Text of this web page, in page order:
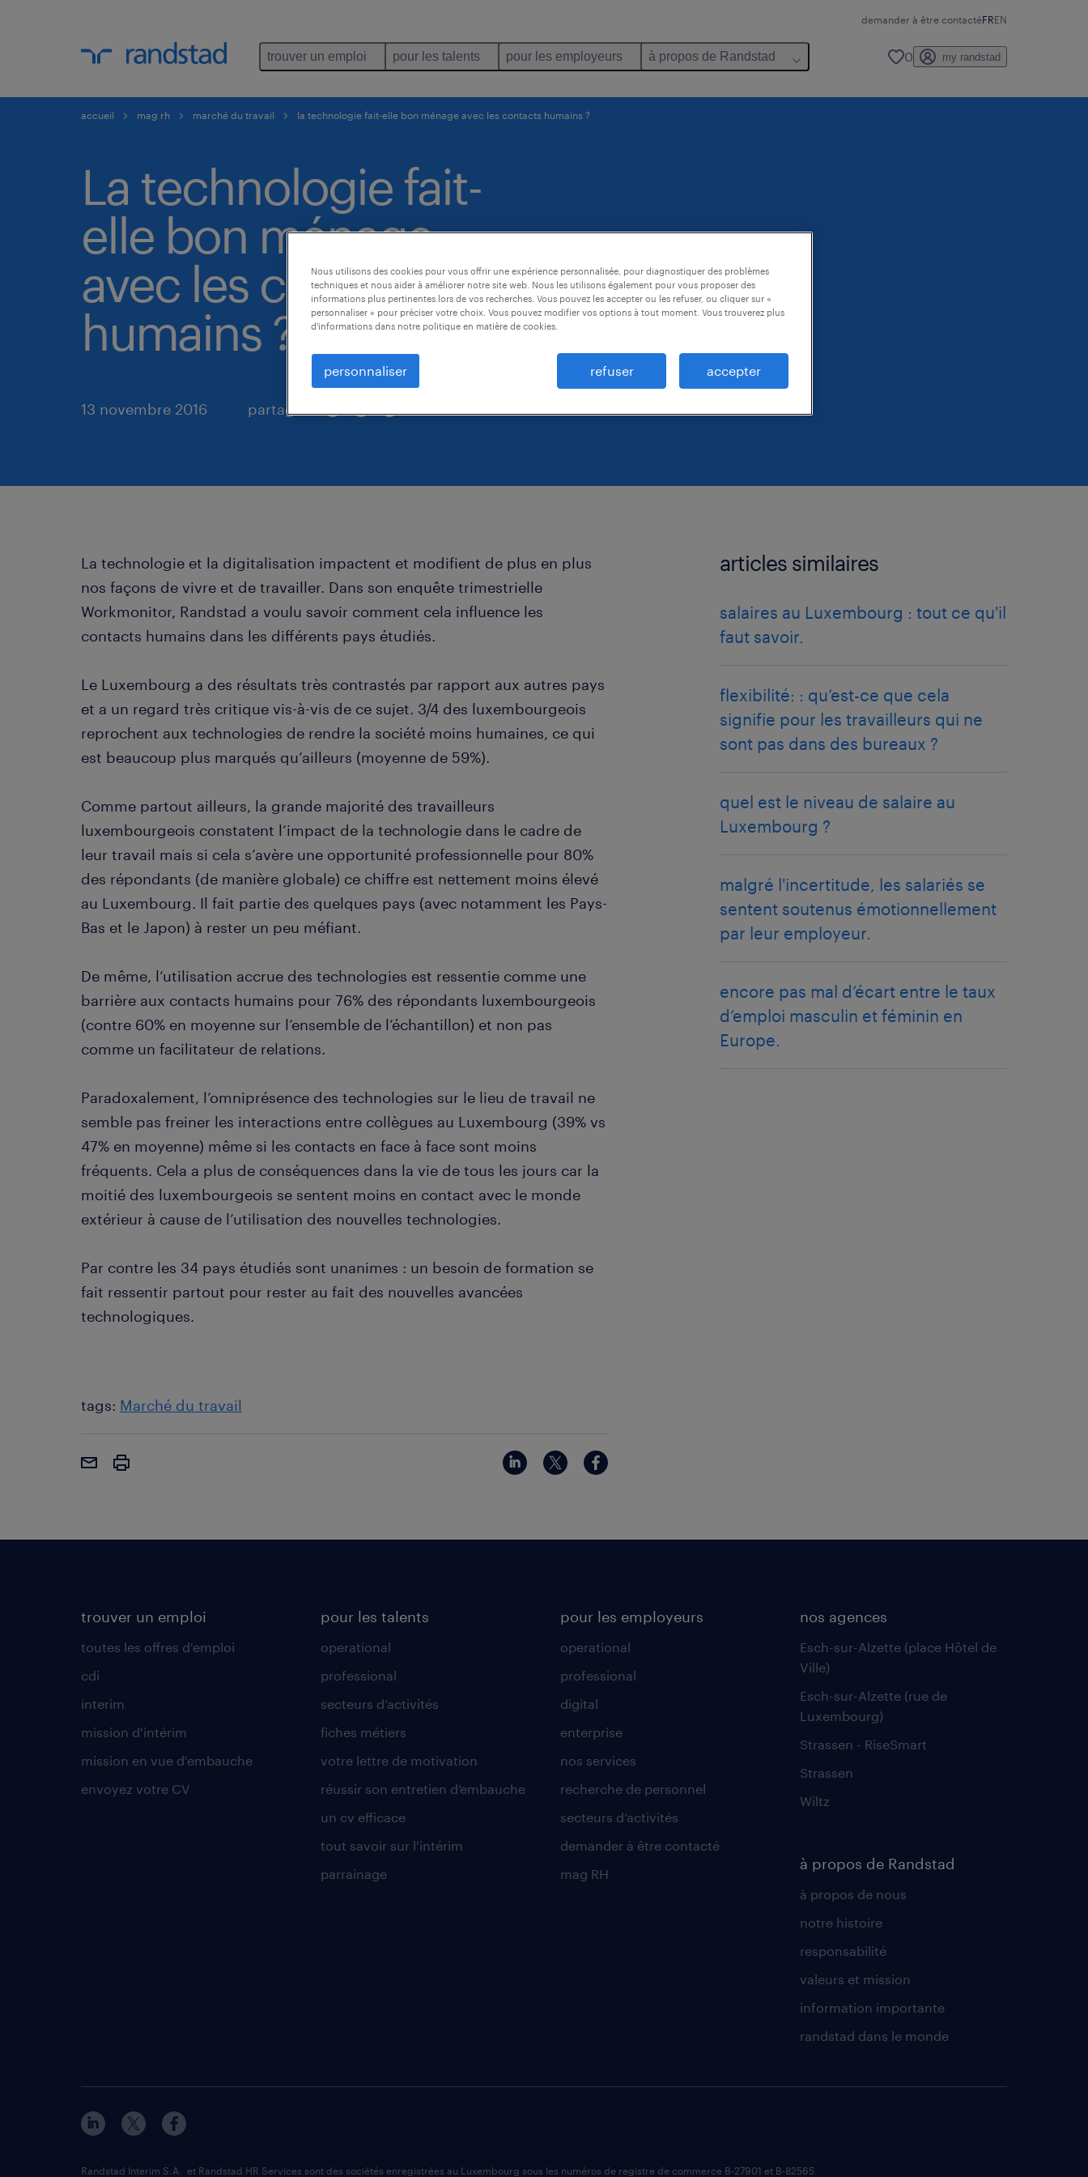
demander à être contactéFREN
trouver un emploi pour les talents pour les employeurs à propos de Randstad 0 my randstad
accueil mag rh marché du travail la technologie fait-elle bon ménage avec les contacts humains ?
La technologie fait-
elle bon ménage
avec les contacts
humains ?
13 novembre 2016 partager
La technologie et la digitalisation impactent et modifient de plus en plus
nos façons de vivre et de travailler. Dans son enquête trimestrielle
Workmonitor, Randstad a voulu savoir comment cela influence les
contacts humains dans les différents pays étudiés.
Le Luxembourg a des résultats très contrastés par rapport aux autres pays
et a un regard très critique vis-à-vis de ce sujet. 3/4 des luxembourgeois
reprochent aux technologies de rendre la société moins humaines, ce qui
est beaucoup plus marqués qu’ailleurs (moyenne de 59%).
Comme partout ailleurs, la grande majorité des travailleurs
luxembourgeois constatent l’impact de la technologie dans le cadre de
leur travail mais si cela s’avère une opportunité professionnelle pour 80%
des répondants (de manière globale) ce chiffre est nettement moins élevé
au Luxembourg. Il fait partie des quelques pays (avec notamment les Pays-
Bas et le Japon) à rester un peu méfiant.
De même, l’utilisation accrue des technologies est ressentie comme une
barrière aux contacts humains pour 76% des répondants luxembourgeois
(contre 60% en moyenne sur l’ensemble de l’échantillon) et non pas
comme un facilitateur de relations.
Paradoxalement, l’omniprésence des technologies sur le lieu de travail ne
semble pas freiner les interactions entre collègues au Luxembourg (39% vs
47% en moyenne) même si les contacts en face à face sont moins
fréquents. Cela a plus de conséquences dans la vie de tous les jours car la
moitié des luxembourgeois se sentent moins en contact avec le monde
extérieur à cause de l’utilisation des nouvelles technologies.
Par contre les 34 pays étudiés sont unanimes : un besoin de formation se
fait ressentir partout pour rester au fait des nouvelles avancées
technologiques.
tags: Marché du travail
articles similaires
salaires au Luxembourg : tout ce qu'il
faut savoir.
flexibilité: : qu’est-ce que cela
signifie pour les travailleurs qui ne
sont pas dans des bureaux ?
quel est le niveau de salaire au
Luxembourg ?
malgré l'incertitude, les salariés se
sentent soutenus émotionnellement
par leur employeur.
encore pas mal d’écart entre le taux
d’emploi masculin et féminin en
Europe.
trouver un emploi
toutes les offres d'emploi
cdi
interim
mission d'intérim
mission en vue d'embauche
envoyez votre CV
pour les talents
operational
professional
secteurs d’activités
fiches métiers
votre lettre de motivation
réussir son entretien d’embauche
un cv efficace
tout savoir sur l'intérim
parrainage
pour les employeurs
operational
professional
digital
enterprise
nos services
recherche de personnel
secteurs d’activités
demander à être contacté
mag RH
nos agences
Esch-sur-Alzette (place Hôtel de
Ville)
Esch-sur-Alzette (rue de
Luxembourg)
Strassen - RiseSmart
Strassen
Wiltz
à propos de Randstad
à propos de nous
notre histoire
responsabilité
valeurs et mission
information importante
randstad dans le monde
Randstad Interim S.A. et Randstad HR Services sont des sociétés enregistrées au Luxembourg sous les numéros de registre de commerce B-27901 et B-82565.
Nous utilisons des cookies pour vous offrir une expérience personnalisée, pour diagnostiquer des problèmes
techniques et nous aider à améliorer notre site web. Nous les utilisons également pour vous proposer des
informations plus pertinentes lors de vos recherches. Vous pouvez les accepter ou les refuser, ou cliquer sur «
personnaliser » pour préciser votre choix. Vous pouvez modifier vos options à tout moment. Vous trouverez plus
d'informations dans notre politique en matière de cookies.
personnaliser refuser accepter